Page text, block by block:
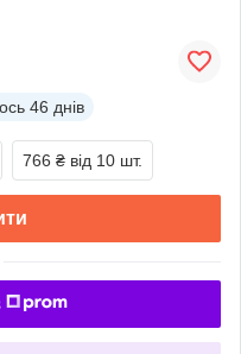
46 днів
766 ₴ від 10 шт.